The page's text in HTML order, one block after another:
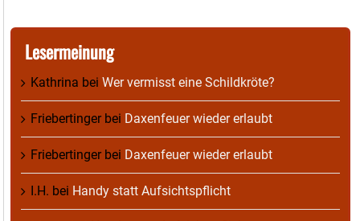
Lesermeinung
Kathrina bei Wer vermisst eine Schildkröte?
Friebertingerbei Daxenfeuer wieder erlaubt
Friebertingerbei Daxenfeuer wieder erlaubt
I.H. bei Handy statt Aufsichtspflicht